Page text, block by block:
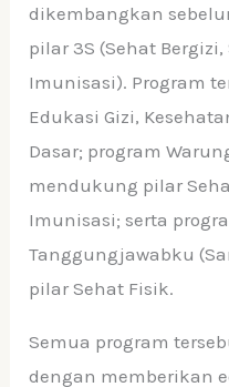
dikembangkan
pilar 3S (Sehat
Imunisasi). Program
Edukasi Gizi,
Dasar; program
mendukung pilar
Imunisasi; serta
Tanggungjawabku
pilar Sehat Fisik.
Semua program
dengan memberikan